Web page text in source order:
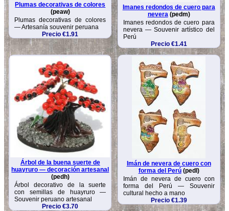
Plumas decorativas de colores
(peaw)
Plumas decorativas de colores
— Artesanía souvenir peruana
Precio €1.91
Imanes redondos de cuero para
nevera(pedm)
Imanes redondos de cuero para
nevera — Souvenir artístico del
Perú
Precio €1.41
Árbol de la buena suerte de
huayruro — decoración artesanal
(pedh)
Árbol decorativo de la suerte
con semillas de huayruro —
Souvenir peruano artesanal
Precio €3.70
Imán de nevera de cuero con
forma del Perú(pedl)
Imán de nevera de cuero con
forma del Perú — Souvenir
cultural hecho a mano
Precio €1.39